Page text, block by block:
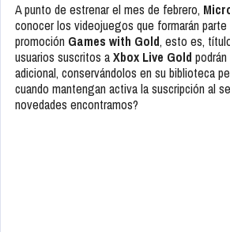
A punto de estrenar el mes de febrero,
conocer los videojuegos que formarán parte
promoción Games with Gold, esto es,
usuarios suscritos aXbox Live Gold
adicional, conservándolos en su biblioteca
cuando mantengan activa la suscripción al
novedades encontramos?